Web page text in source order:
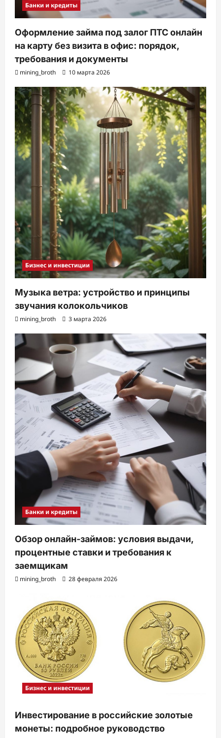
Банки и кредиты
Оформление займа под залог ПТС онлайн
на карту без визита в офис: порядок,
требования и документы
mining_broth 10 марта 2026
Бизнес и инвестиции
Музыка ветра: устройство и принципы
звучания колокольчиков
mining_broth 3 марта 2026
Банки и кредиты
Обзор онлайн-займов: условия выдачи,
процентные ставки и требования к
заемщикам
mining_broth 28 февраля 2026
Бизнес и инвестиции
Инвестирование в российские золотые
монеты: подробное руководство